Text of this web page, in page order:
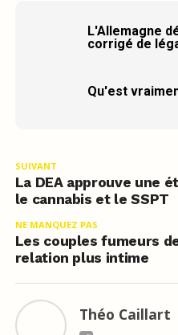
L'Allemagne
corrigé de
Qu'est
SUIVANT
La DEA approuve une
le cannabis et le SSPT
NE MANQUEZ PAS
Les couples fumeurs
relation plus intime
Théo Caillart